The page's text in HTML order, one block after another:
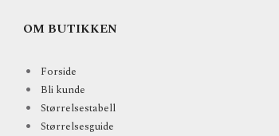
OM BUTIKKEN
Forside
Bli kunde
Størrelsestabell
Størrelsesguide